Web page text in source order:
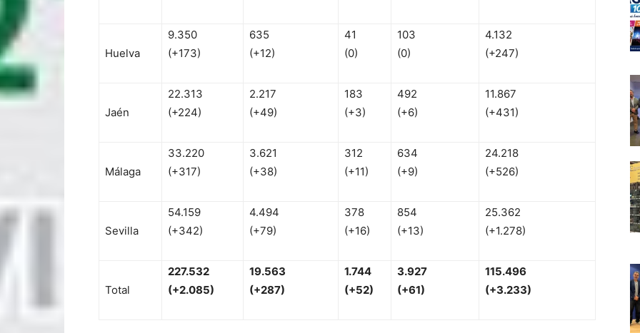
Huelva
9.350
(+173)
635
(+12)
41
(0)
103
(0)
4.132
(+247)
Jaén
22.313
(+224)
2.217
(+49)
183
(+3)
492
(+6)
11.867
(+431)
Málaga
33.220
(+317)
3.621
(+38)
312
(+11)
634
(+9)
24.218
(+526)
Sevilla
54.159
(+342)
4.494
(+79)
378
(+16)
854
(+13)
25.362
(+1.278)
Total
227.532
(+2.085)
19.563
(+287)
1.744
(+52)
3.927
(+61)
115.496
(+3.233)